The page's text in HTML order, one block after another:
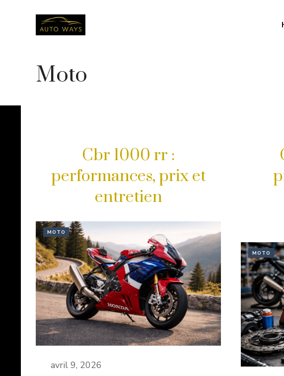
Moto
Cbr 1000 rr :
performances, prix et
entretien
MOTO
avril 9, 2026
MOTO